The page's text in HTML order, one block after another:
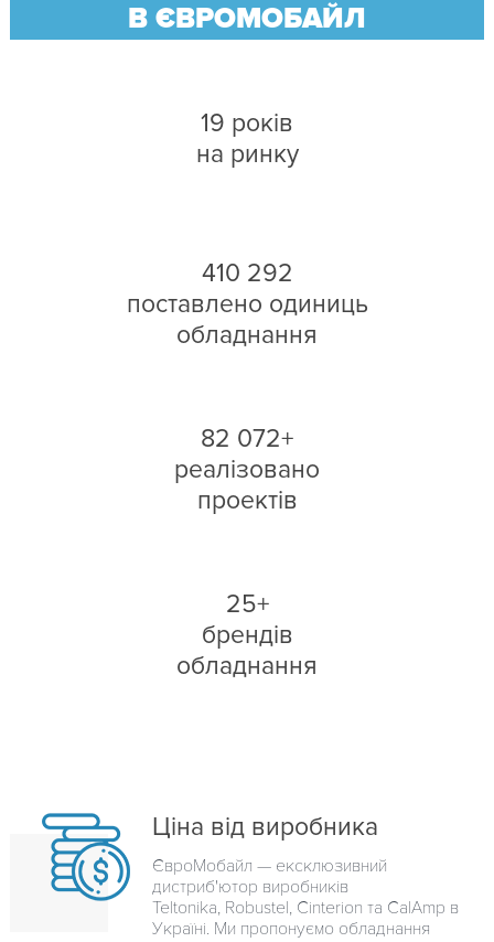
В ЄВРОМОБАЙЛ
19 років
на ринку
410 292
поставлено одиниць
обладнання
82 072+
реалізовано
проектів
25+
брендів
обладнання
Ціна від виробника
ЄвроМобайл — ексклюзивний
дистриб'ютор виробників
Teltonika, Robustel, Cinterion та CalAmp в
Україні. Ми пропонуємо обладнання